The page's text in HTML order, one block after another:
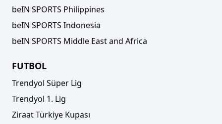
beIN SPORTS Philippines
beIN SPORTS Indonesia
beIN SPORTS Middle East and Africa
FUTBOL
Trendyol Süper Lig
Trendyol 1. Lig
Ziraat Türkiye Kupası